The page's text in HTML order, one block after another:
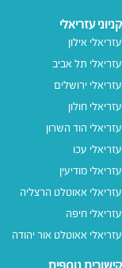
קניוני עזריאלי
עזריאלי אילון
עזריאלי תל אביב
עזריאלי ירושלים
עזריאלי חולון
עזריאלי הוד השרון
עזריאלי עכו
עזריאלי מודיעין
עזריאלי אאוטלט הרצליה
עזריאלי חיפה
עזריאלי אאוטלט אור יהודה